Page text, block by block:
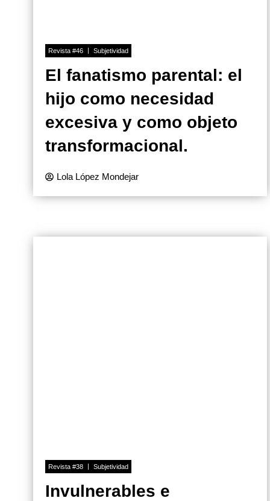
Revista #46 Subjetividad
El fanatismo parental: el
hijo como necesidad
excesiva y como objeto
transformacional.
Lola López Mondejar
Revista #38 Subjetividad
Invulnerables e